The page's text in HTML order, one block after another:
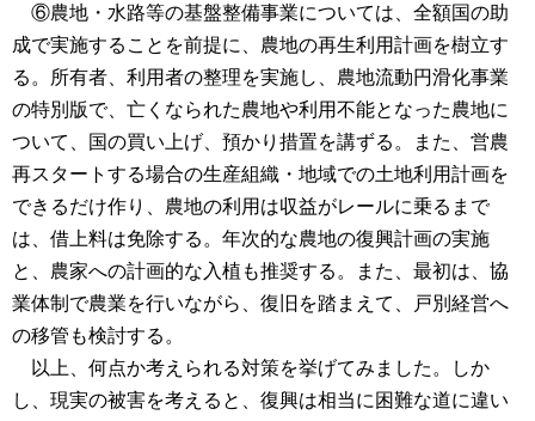
⑥農地・水路等の基盤整備事業については、全額国の助
成で実施することを前提に、農地の再生利用計画を樹立す
る。所有者、利用者の整理を実施し、農地流動円滑化事業
の特別版で、亡くなられた農地や利用不能となった農地に
ついて、国の買い上げ、預かり措置を講ずる。また、営農
再スタートする場合の生産組織・地域での土地利用計画を
できるだけ作り、農地の利用は収益がレールに乗るまで
は、借上料は免除する。年次的な農地の復興計画の実施
と、農家への計画的な入植も推奨する。また、最初は、協
業体制で農業を行いながら、復旧を踏まえて、戸別経営へ
の移管も検討する。
以上、何点か考えられる対策を挙げてみました。しか
し、現実の被害を考えると、復興は相当に困難な道に違い